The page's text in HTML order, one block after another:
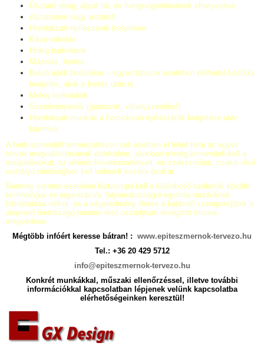
Úsztató réteg; aljzat hő, és hangszigetelésének elhelyezése
Aljzatbeton vagy esztrich
Homlokzati nyílászárók beépítése
Káva vakolás
Hideg burkolatok
Mázolás, festés
Belső ajtók beépítése – egyes típusok esetében előfordul későbbi
beépítés, akár a festés után is.
Meleg burkolatok
Szerelvényezés (gépészet, villanyszerelés!)
Homlokzati munkák a homlokzati nyílászárók beépítése után
bármikor.
A fenti sorrendtől természetesen sok esetben el lehet térni az egyes
tervek megvalósításának érdekében, azonban mindig ismernünk kell a
megoldásokat, az eltérés következményeit, és szakszerűen, csakis első
osztályú minőségben kell tudnunk kezelni azokat.
Bármely sorrend esetében biztosítani kell a különböző szakmák közötti
technológiai és organizációs folyamatosságot egymás munkáinak
hátráltatása nélkül, és a végeredmény illetve a határidő szempontjából is
alapvető fontosságú minden első osztályúan elvégzett munka
megvédése.
Mégtöbb infóért keresse bátran! : www.epiteszmernok-tervezo.hu
Tel.: +36 20 429 5712
info@epiteszmernok-tervezo.hu
Konkrét munkákkal, műszaki ellenőrzéssel, illetve további
információkkal kapcsolatban lépjenek velünk kapcsolatba
elérhetőségeinken keresztül!